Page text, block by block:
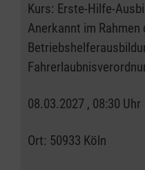
Kurs: Erste-Hilfe-
Anerkannt im Rahmen
08.03.2027 , 08:30 Uhr
Ort: 50933 Köln